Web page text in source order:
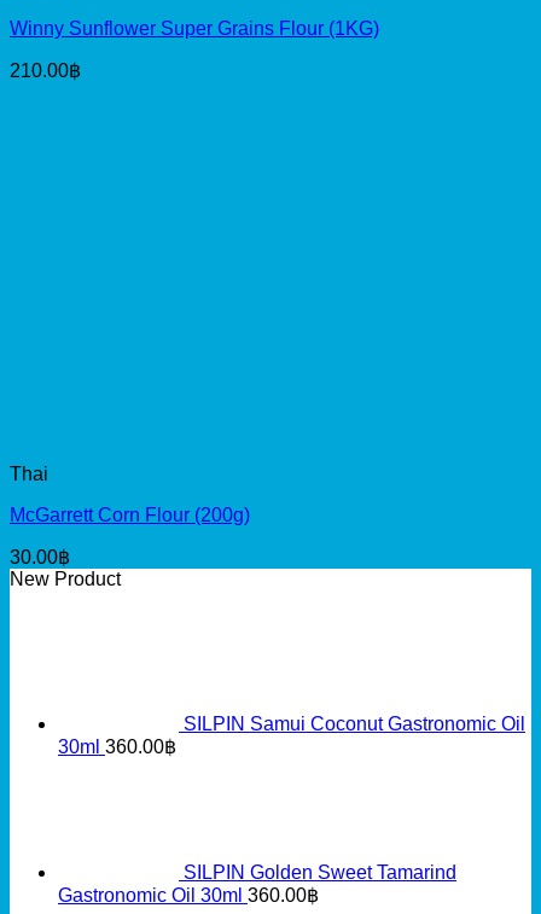
Winny Sunflower Super Grains Flour (1KG)
210.00฿
Thai
McGarrett Corn Flour (200g)
30.00฿
New Product
SILPIN Samui Coconut Gastronomic Oil
30ml 360.00฿
SILPIN Golden Sweet Tamarind
Gastronomic Oil 30ml 360.00฿